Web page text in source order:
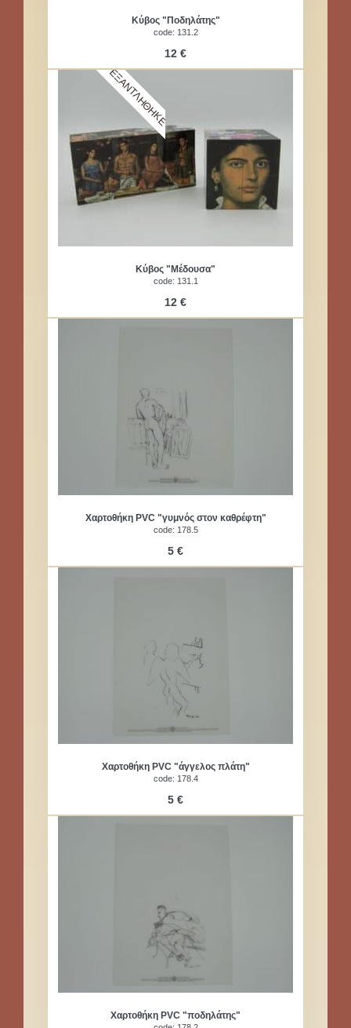
Κύβος "Ποδηλάτης"
code: 131​.2
12 €
Κύβος "Μέδουσα"
code: 131.1
12 €
ΕΞΑΝΤΛΗΘΗΚΕ
Χαρτοθήκη PVC "γυμνός στον καθρέφτη"
code: 178.5
5 €
Χαρτοθήκη PVC "άγγελος πλάτη"
code: 178.4
5 €
Χαρτοθήκη PVC "ποδηλάτης"